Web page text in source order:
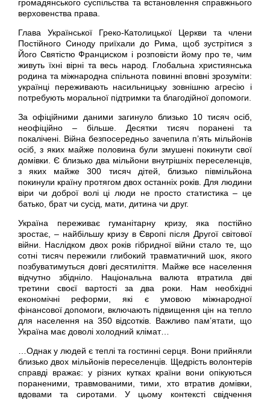
громадянського суспільства та встановлення справжнього
верховенства права.
Глава Української Греко-Католицької Церкви та члени
Постійного Синоду приїхали до Рима, щоб зустрітися з
Його Святістю Франциском і розповісти йому про те, чим
живуть їхні вірні та весь народ. Глобальна християнська
родина та міжнародна спільнота повинні вповні зрозуміти:
українці переживають насильницьку зовнішню агресію і
потребують моральної підтримки та благодійної допомоги.
За офіційними даними загинуло близько 10 тисяч осіб,
неофіційно – більше. Десятки тисяч поранені та
покалічені. Війна безпосередньо зачепила п’ять мільйонів
осіб, з яких майже половина були змушені покинути свої
домівки. Є близько два мільйони внутрішніх переселенців,
з яких майже 300 тисяч дітей, близько півмільйона
покинули країну протягом двох останніх років. Для людини
віри чи доброї волі ці люди не просто статистика – це
батько, брат чи сусід, мати, дитина чи друг.
Україна переживає гуманітарну кризу, яка постійно
зростає, – найбільшу кризу в Європі після Другої світової
війни. Наслідком двох років гібридної війни стало те, що
сотні тисяч пережили глибокий травматичний шок, якого
позбуватимуться довгі десятиліття. Майже все населення
відчутно збідніло. Національна валюта втратила дві
третини своєї вартості за два роки. Нам необхідні
економічні реформи, які є умовою міжнародної
фінансової допомоги, включають підвищення цін на тепло
для населення на 350 відсотків. Важливо пам’ятати, що
Україна має доволі холодний клімат…
…Однак у людей є теплі та гостинні серця. Вони прийняли
близько двох мільйонів переселенців. Щедрість волонтерів
справді вражає: у різних кутках країни вони опікуються
пораненими, травмованими, тими, хто втратив домівки,
вдовами та сиротами. У цьому контексті свідчення